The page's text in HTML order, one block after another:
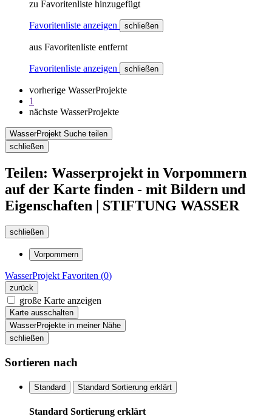
zu Favoritenliste hinzugefügt
Favoritenliste anzeigen schließen
aus Favoritenliste entfernt
Favoritenliste anzeigen schließen
vorherige WasserProjekte
1
nächste WasserProjekte
WasserProjekt Suche teilen
schließen
Teilen: Wasserprojekt in Vorpommern
auf der Karte finden - mit Bildern und
Eigenschaften | STIFTUNG WASSER
schließen
Vorpommern
WasserProjektFavoriten (0)
zurück
große Karte anzeigen
Karte ausschalten
WasserProjekte in meiner Nähe
schließen
Sortieren nach
Standard Standard Sortierung erklärt
Standard Sortierung erklärt